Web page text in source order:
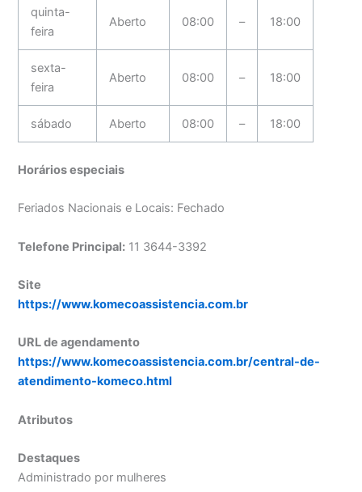
quinta-
feira
Aberto 08:00 – 18:00
sexta-
feira
Aberto 08:00 – 18:00
sábado Aberto 08:00 – 18:00
Horários especiais
Feriados Nacionais e Locais: Fechado
Telefone Principal: 11 3644-3392
Site
https://www.komecoassistencia.com.br
URL de agendamento
https://www.komecoassistencia.com.br/central-de-
atendimento-komeco.html
Atributos
Destaques
Administrado por mulheres